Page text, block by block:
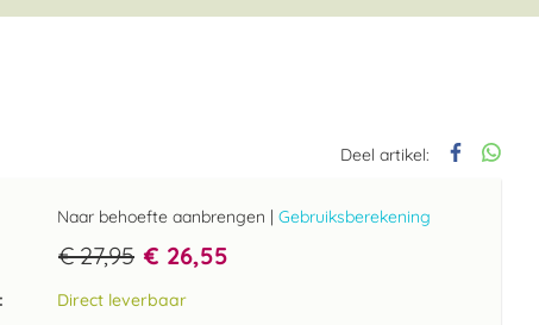
Deel artikel:
Naar behoefte aanbrengen | Gebruiksberekening
€ 27,95 € 26,55
Direct leverbaar